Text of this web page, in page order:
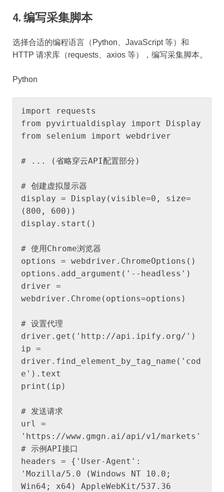
4. 编写采集脚本
选择合适的编程语言（Python、JavaScript 等）和
HTTP 请求库（requests、axios 等），编写采集脚本。
Python
import requests
from pyvirtualdisplay import Display
from selenium import webdriver
# ... (省略穿云API配置部分)
# 创建虚拟显示器
display = Display(visible=0, size=
(800, 600))
display.start()
# 使用Chrome浏览器
options = webdriver.ChromeOptions()
options.add_argument('--headless')
driver =
webdriver.Chrome(options=options)
# 设置代理
driver.get('http://api.ipify.org/')
ip =
driver.find_element_by_tag_name('cod
e').text
print(ip)
# 发送请求
url =
'https://www.gmgn.ai/api/v1/markets'
# 示例API接口
headers = {'User-Agent':
'Mozilla/5.0 (Windows NT 10.0;
Win64; x64) AppleWebKit/537.36